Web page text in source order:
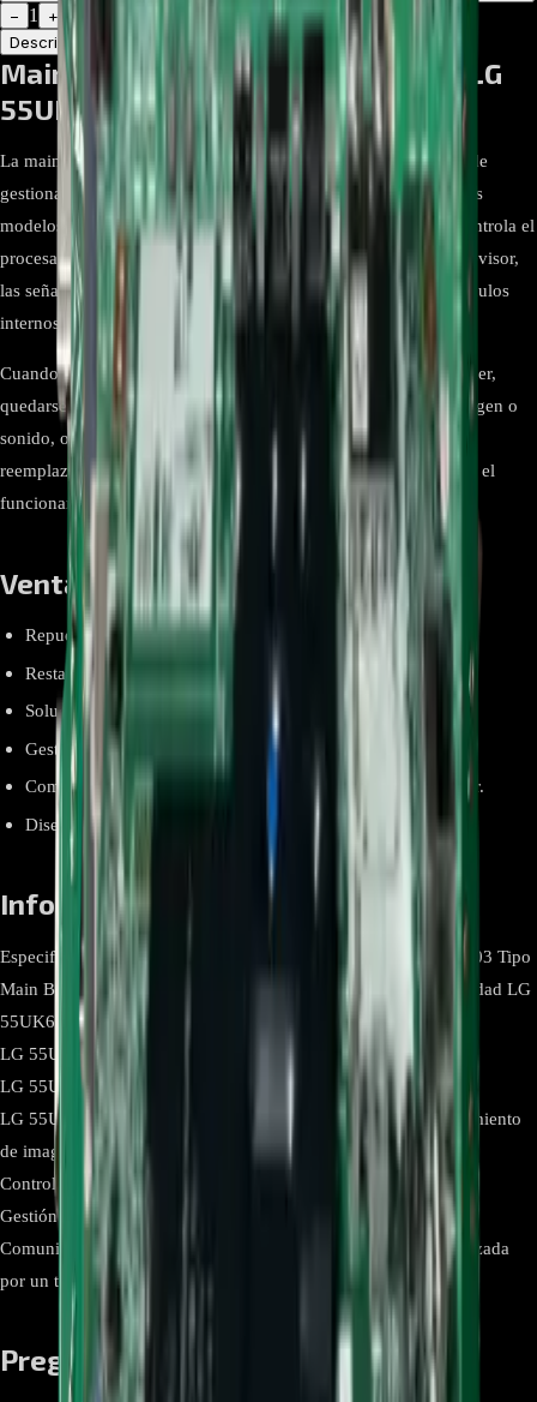
−
1
+
Descripción
Main Board EBT65296203 Para TV LG
55UK631C / 55UK6350PDC (SH)
La main board EBT65296203 es la tarjeta principal encargada de
gestionar todas las funciones electrónicas del televisor LG en los
modelos de 55 pulgadas de la serie UK63. Este componente controla el
procesamiento de imagen y sonido, el sistema operativo del televisor,
las señales de entrada y la comunicación entre los distintos módulos
internos.
Cuando esta tarjeta presenta fallas, el televisor puede no encender,
quedarse en el logo, reiniciarse constantemente, no mostrar imagen o
sonido, o presentar problemas en los puertos HDMI y USB. El
reemplazo por la main board EBT65296203 permite restablecer el
funcionamiento estable y completo del equipo.
Ventajas y beneficios
Repuesto compatible para televisores LG de 55 pulgadas.
Restaura el funcionamiento total del sistema electrónico.
Soluciona fallas de encendido, imagen y sonido.
Gestión correcta de entradas HDMI, USB y señal de antena.
Comunicación adecuada con panel, T-Con y fuente de poder.
Diseño específico para la serie LG UK63.
Información relevante
Especificación Detalle Marca LG Número de parte EBT65296203 Tipo
Main Board / Tarjeta principal Aplicación Televisor Compatibilidad LG
55UK631C-DC.BWCTLKR,
LG 55UK631C-DC.BWCTLOR,
LG 55UK6350PDC.BWCTLJR,
LG 55UK6350PDC.BWCTLOR Funciones principales Procesamiento
de imagen y audio,
Control del sistema del televisor,
Gestión de señales de entrada,
Comunicación con módulos internos. Instalación Debe ser realizada
por un técnico calificado.
Preguntas frecuentes